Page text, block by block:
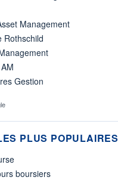
Management
Rothschild
Gestion
PLUS POPULAIRES
boursiers